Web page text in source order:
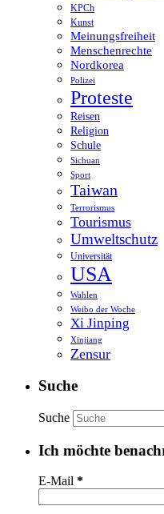
KPCh
Kunst
Meinungsfreiheit
Menschenrechte
Nordkorea
Polizei
Proteste
Reisen
Religion
Schule
Sichuan
Sport
Taiwan
Terrorismus
Tourismus
Umweltschutz
Universität
USA
Wahlen
Weibo der Woche
Xi Jinping
Xinjiang
Zensur
Suche
Suche
Ich möchte
E-Mail *